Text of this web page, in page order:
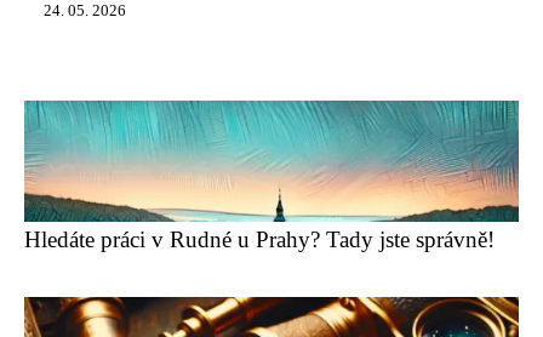
24. 05. 2026
Hledáte práci v Rudné u Prahy? Tady jste správně!